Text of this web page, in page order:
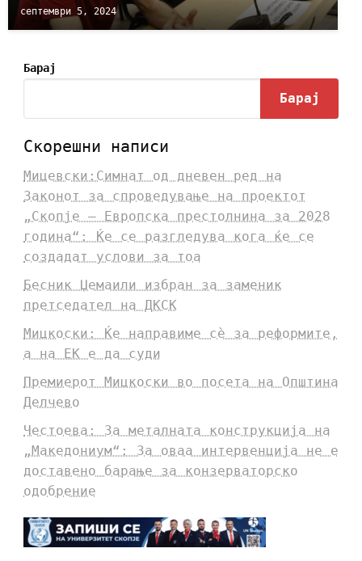
септември 5, 2024
Барај
Барај
Скорешни написи
Мицевски:Симнат од дневен ред на
Законот за спроведување на проектот
„Скопје – Европска престолнина за 2028
година“: Ќе се разгледува кога ќе се
создадат услови за тоа
Бесник Џемаили избран за заменик
претседател на ДКСК
Мицкоски: Ќе направиме сè за реформите,
а на ЕК е да суди
Премиерот Мицкоски во посета на Општина
Делчево
Честоева: За металната конструкција на
„Македониум“: За оваа интервенција не е
доставено барање за конзерваторско
одобрение